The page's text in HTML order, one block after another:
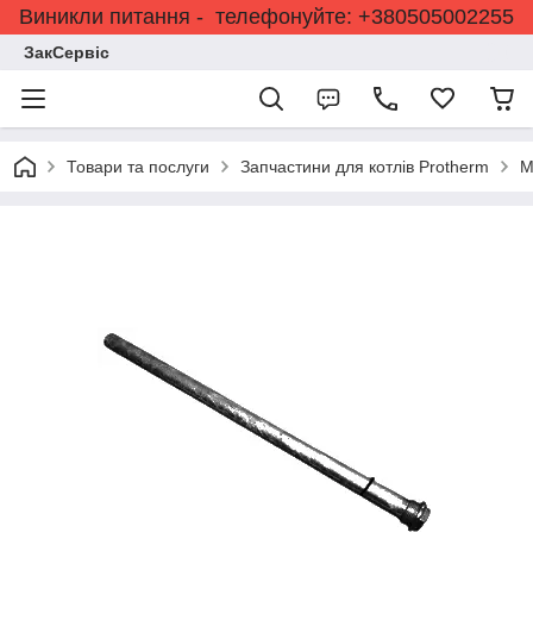
Виникли питання - телефонуйте: +380505002255
ЗакСервіс
Товари та послуги Запчастини для котлів Protherm